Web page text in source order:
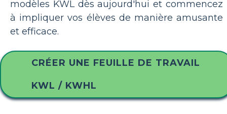
modèles KWL dès aujourd'hui et commencez
à impliquer vos élèves de manière amusante
et efficace.
CRÉER UNE FEUILLE DE TRAVAIL
KWL / KWHL